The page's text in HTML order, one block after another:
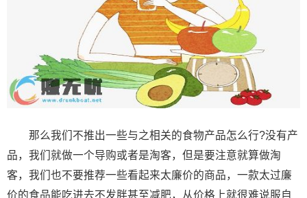
那么我们不推出一些与之相关的食物产品怎么行?没有产
品，我们就做一个导购或者是淘客，但是要注意就算做淘
客，我们也不要推荐一些看起来太廉价的商品，一款太过廉
价的食品能吃进去不发胖甚至减肥，从价格上就很难说服自